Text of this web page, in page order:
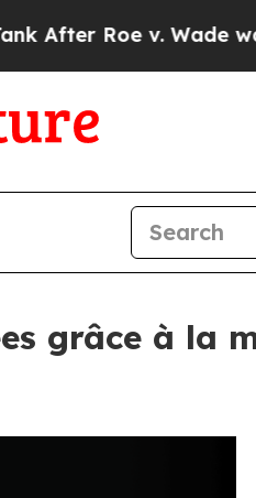
v. Wade was
grâce à la